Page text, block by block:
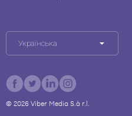
Українська
© 2026Viber Media S.à r.l.